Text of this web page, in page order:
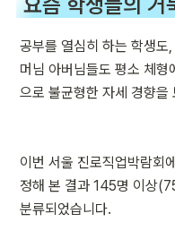
요즘 학생들의 거
공부를 열심히 하는 학생도
머님 아버님들도 평소 체형
으로 불균형한 자세 경향을
이번 서울 진로직업박람회
정해 본 결과 145명 이상
분류되었습니다.